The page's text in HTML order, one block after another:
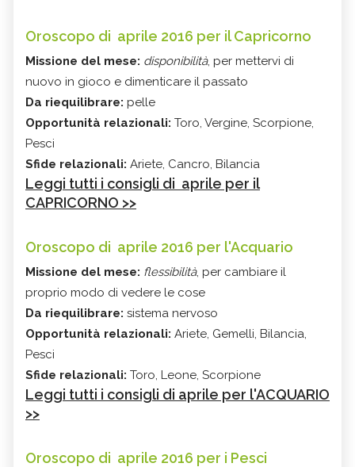
Oroscopo di aprile 2016 per il Capricorno
Missione del mese: disponibilità, per mettervi di
nuovo in gioco e dimenticare il passato
Da riequilibrare: pelle
Opportunità relazionali: Toro, Vergine, Scorpione,
Pesci
Sfide relazionali: Ariete, Cancro, Bilancia
Leggi tutti i consigli di aprile per il
CAPRICORNO >>
Oroscopo di aprile 2016 per l'Acquario
Missione del mese: flessibilità, per cambiare il
proprio modo di vedere le cose
Da riequilibrare: sistema nervoso
Opportunità relazionali: Ariete, Gemelli, Bilancia,
Pesci
Sfide relazionali: Toro, Leone, Scorpione
Leggi tutti i consigli di aprile per l'ACQUARIO
>>
Oroscopo di aprile 2016 per i Pesci